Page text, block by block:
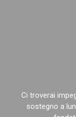
Ci troverai
sostegno a